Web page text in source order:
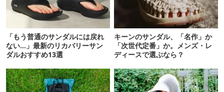
「もう普通のサンダルには戻れ
ない…」最新のリカバリーサン
ダルおすすめ13選
キーンのサンダル、「名作」か
「次世代定番」か。メンズ・レ
ディースで選ぶなら？